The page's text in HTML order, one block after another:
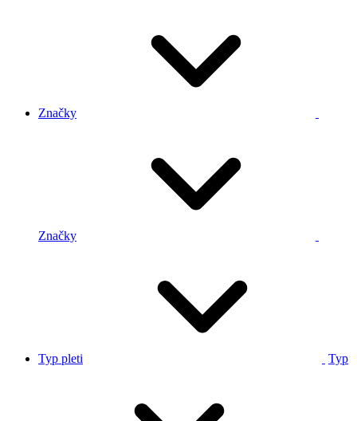
Značky
Značky
Typ pleti Typ